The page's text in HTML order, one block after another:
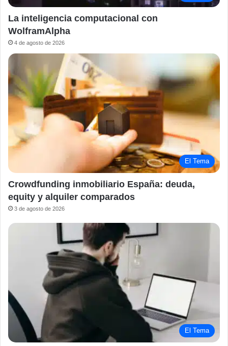
La inteligencia computacional con
WolframAlpha
4 de agosto de 2026
El Tema
Crowdfunding inmobiliario España: deuda,
equity y alquiler comparados
3 de agosto de 2026
El Tema